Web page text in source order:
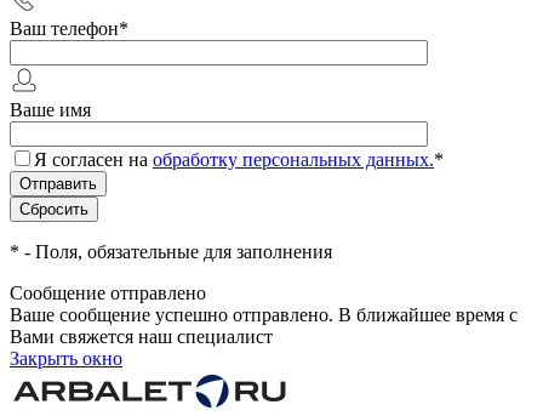
Ваш телефон*
Ваше имя
Я согласен на обработку персональных данных.*
* - Поля, обязательные для заполнения
Сообщение отправлено
Ваше сообщение успешно отправлено. В ближайшее время с
Вами свяжется наш специалист
Закрыть окно